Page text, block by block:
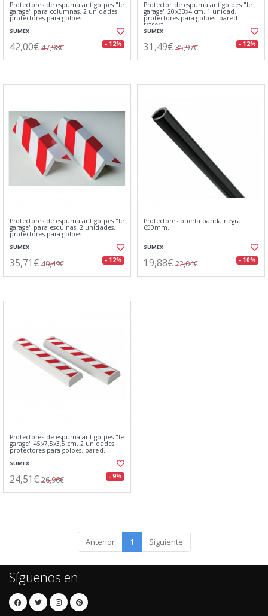
Protectores de espuma antigolpes "le
garage" para columnas. 2 unidades.
protectores para golpes
SUMEX
42,00€ 47,98€ - 12%
Protector de espuma antigolpes "le
garage" 20x33x4 cm. 1 unidad.
protectores para golpes. pared
trasera.
SUMEX
31,49€ 35,97€ - 12%
Protectores de espuma antigolpes "le
garage" para esquinas. 2 unidades.
protectores para golpes.
SUMEX
35,71€ 40,49€ - 12%
Protectores puerta banda negra
650mm.
SUMEX
19,88€ 22,04€ - 10%
Protectores de espuma antigolpes "le
garage" 45x7,5x3,5 cm. 2 unidades.
protectores para golpes. pared.
SUMEX
24,51€ 26,96€ - 9%
Anterior 1 Siguiente
Síguenos en: